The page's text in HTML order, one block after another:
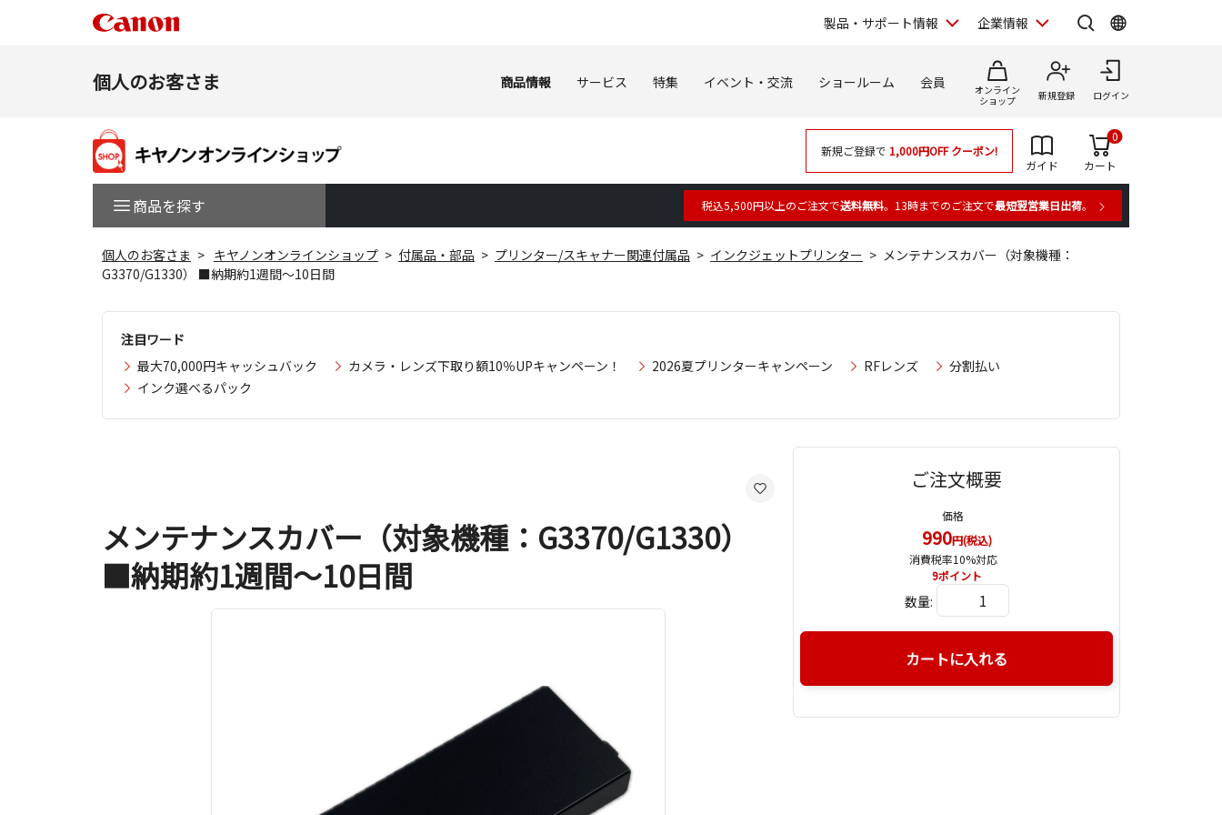
製品・サポート情報 企業情報
個人のお客さま 商品情報 サービス 特集 イベント・交流 ショールーム 会員
オンライン
ショップ
新規登録 ログイン
商品を探す
新規ご登録で 1,000円OFFクーポン!
ガイド
カート
0
税込5,500円以上のご注文で送料無料。13時までのご注文で最短翌営業日出荷。
個人のお客さま キヤノンオンラインショップ 付属品・部品 プリンター/スキャナー関連付属品 インクジェットプリンター
メンテナンスカバー（対象機種：
G3370/G1330） ■納期約1週間～10日間
注目ワード
最大70,000円キャッシュバック
カメラ・レンズ下取り額10％UPキャンペーン！ 2026夏プリンターキャンペーン RFレンズ
分割払い
インク選べるパック
メンテナンスカバー（対象機種：G3370/G1330）
■納期約1週間～10日間
ご注文概要
価格
990円(税込)
消費税率10%対応
9ポイント
数量:
カートに入れる